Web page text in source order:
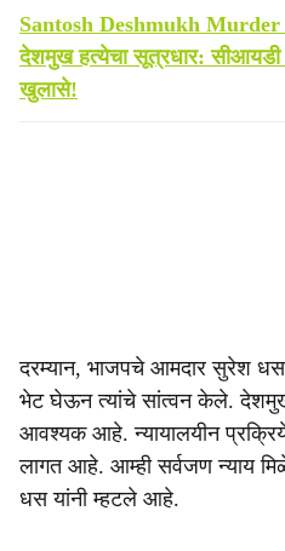
Santosh Deshmukh Murder
देशमुख हत्येचा सूत्रधार: सीआयडी
खुलासे!
दरम्यान, भाजपचे आमदार सुरेश
भेट घेऊन त्यांचे सांत्वन केले.
आवश्यक आहे. न्यायालयीन
लागत आहे. आम्ही सर्वजण न्याय
धस यांनी म्हटले आहे.